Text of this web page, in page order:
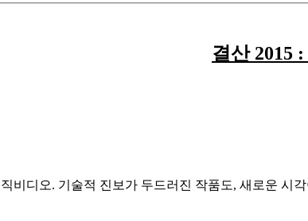
결산 2015
비디오. 기술적 진보가 두드러진 작품도, 새로운 시